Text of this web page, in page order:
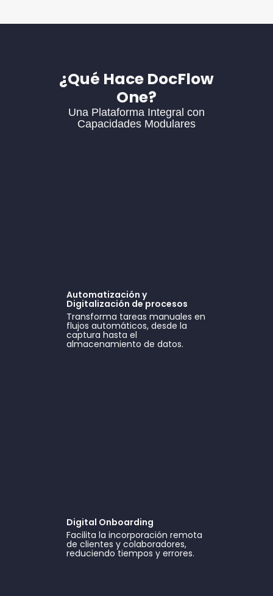
¿Qué Hace DocFlow
One?
Una Plataforma Integral con
Capacidades Modulares
Automatización y
Digitalización de procesos
Transforma tareas manuales en
flujos automáticos, desde la
captura hasta el
almacenamiento de datos.
Digital Onboarding
Facilita la incorporación remota
de clientes y colaboradores,
reduciendo tiempos y errores.